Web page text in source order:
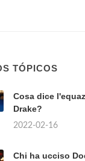
TÓPICOS
Cosa dice
Drake?
2022-02-16
Chi ha ucciso